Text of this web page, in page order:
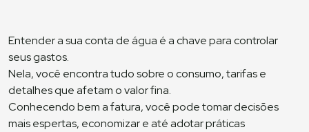
Entender a sua conta de água é a chave para controlar
seus gastos.
Nela, você encontra tudo sobre o consumo, tarifas e
detalhes que afetam o valor fina.
Conhecendo bem a fatura, você pode tomar decisões
mais espertas, economizar e até adotar práticas